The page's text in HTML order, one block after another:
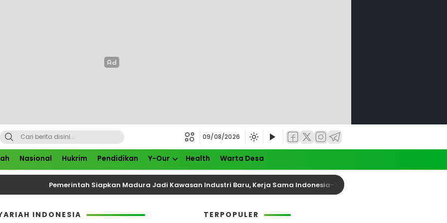
09/08/2026
Nasional Hukrim Pendidikan Y-Our Health Warta Desa
Pemerintah Siapkan Madura Jadi Kawasan Industri Baru, Kerja Sama Indonesia-Tiongkok Diperkuat
INDONESIA TERPOPULER